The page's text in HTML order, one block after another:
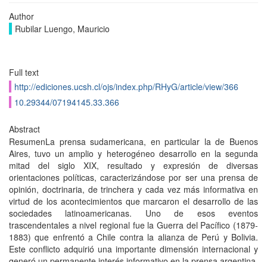
Author
Rubilar Luengo, Mauricio
Full text
http://ediciones.ucsh.cl/ojs/index.php/RHyG/article/view/366
10.29344/07194145.33.366
Abstract
ResumenLa prensa sudamericana, en particular la de Buenos
Aires, tuvo un amplio y heterogéneo desarrollo en la segunda
mitad del siglo XIX, resultado y expresión de diversas
orientaciones polí­ticas, caracterizándose por ser una prensa de
opinión, doctrinaria, de trinchera y cada vez más informativa en
virtud de los acontecimientos que marcaron el desarrollo de las
sociedades latinoamericanas. Uno de esos eventos
trascendentales a nivel regional fue la Guerra del Pací­fico (1879-
1883) que enfrentó a Chile contra la alianza de Perú y Bolivia.
Este conflicto adquirió una importante dimensión internacional y